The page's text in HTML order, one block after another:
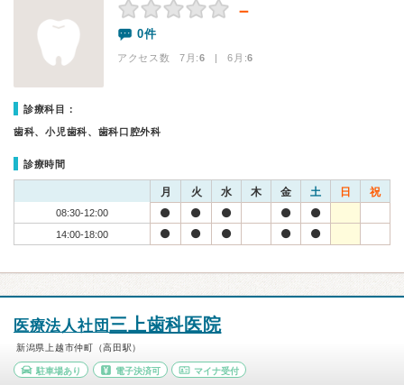
－
0件
アクセス数 7月:6 | 6月:6
診療科目：
歯科、小児歯科、歯科口腔外科
診療時間
月 火 水 木 金 土 日 祝
08:30-12:00
14:00-18:00
医療法人社団三上歯科医院
新潟県上越市仲町（高田駅）
駐車場あり 電子決済可 マイナ受付